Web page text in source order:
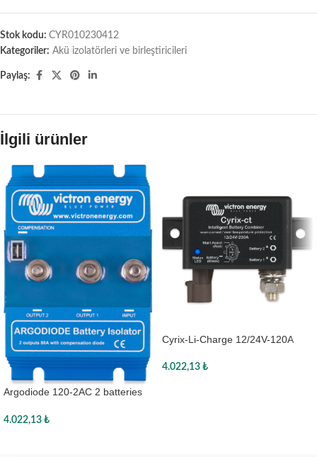
Stok kodu: CYR010230412
Kategoriler: Akü izolatörleri ve birleştiricileri
Paylaş:
İlgili ürünler
Argodiode 120-2AC 2 batteries
4.022,13 ₺
Cyrix-Li-Charge 12/24V-120A
4.022,13 ₺